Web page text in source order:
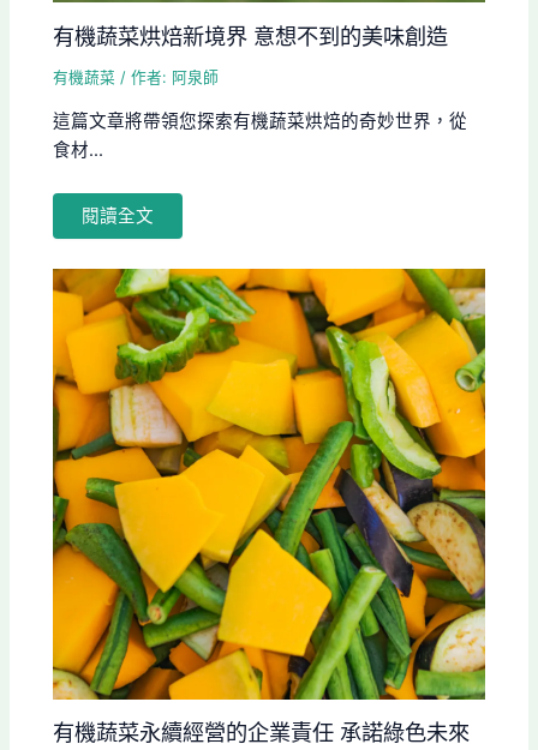
有機蔬菜烘焙新境界 意想不到的美味創造
有機蔬菜 / 作者: 阿泉師
這篇文章將帶領您探索有機蔬菜烘焙的奇妙世界，從
食材...
閱讀全文
有機蔬菜永續經營的企業責任 承諾綠色未來